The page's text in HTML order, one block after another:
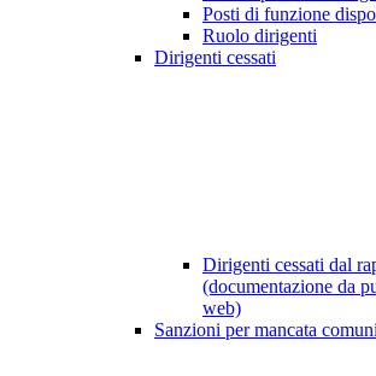
Posti di funzione
Ruolo dirigenti
Dirigenti cessati
Dirigenti cessati dal
(documentazione da
web)
Sanzioni per mancata